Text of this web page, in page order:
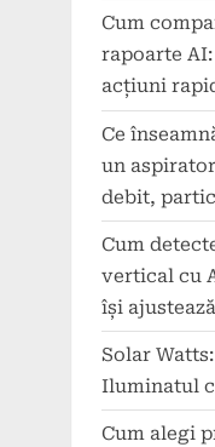
Cum
rapoarte
acțiuni
Ce
un
debit,
Cum
vertical cu
își
Solar
Iluminatul
Cum alegi